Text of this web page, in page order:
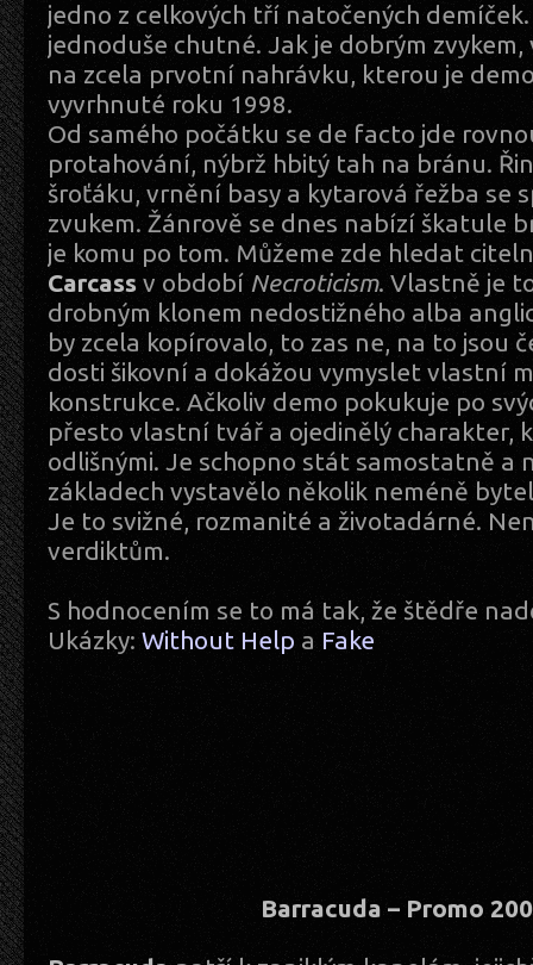
jedno z celkových tří natočených demíček.
jednoduše chutné. Jak je dobrým
na zcela prvotní nahrávku, kterou je
vyvrhnuté roku 1998.
Od samého počátku se de facto jde
protahování, nýbrž hbitý tah na bránu.
šroťáku, vrnění basy a kytarová řežba se
zvukem. Žánrově se dnes nabízí škatule
je komu po tom. Můžeme zde hledat
Carcass v období Necroticism. Vlastně je
drobným klonem nedostižného alba
by zcela kopírovalo, to zas ne, na to jsou
dosti šikovní a dokážou vymyslet vlastní
konstrukce. Ačkoliv demo pokukuje po
přesto vlastní tvář a ojedinělý charakter,
odlišnými. Je schopno stát samostatně a
základech vystavělo několik neméně
Je to svižné, rozmanité a životadárné.
verdiktům.
S hodnocením se to má tak, že štědře
Ukázky: Without Help a Fake
Barracuda – Promo